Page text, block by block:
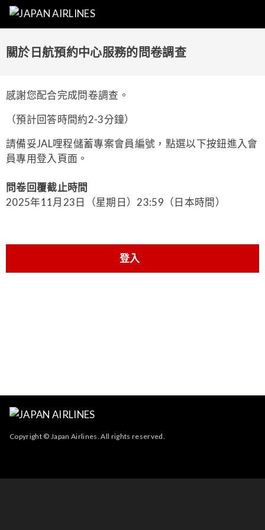
關於日航預約中心服務的問卷調查
感謝您配合完成問卷調查。
（預計回答時間約2-3分鐘）
請備妥JAL哩程儲蓄專案會員編號，點選以下按鈕進入會
員專用登入頁面。
問卷回覆截止時間
2025年11月23日（星期日）23:59（日本時間）
登入
Copyright © Japan Airlines. All rights reserved.